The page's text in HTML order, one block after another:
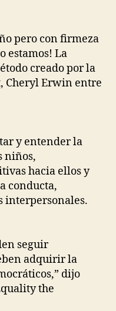
pero con firmeza
estamos! La
creado por la
Cheryl Erwin entre
y entender la
niños,
hacia ellos y
conducta,
interpersonales.
seguir
adquirir la
dijo
the